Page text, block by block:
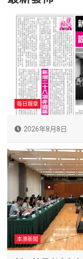
每日報章
2026年8月8日
本澳新聞